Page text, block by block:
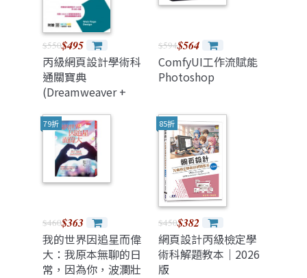
$550$495
丙級網頁設計學術科
通關寶典
(Dreamweaver +
PhotoImpact - 最新
版(第六版) - 附贈
MOSME
$594$564
ComfyUI工作流賦能
Photoshop
79折
$460$363
我的世界因追星而偉
大：我原本無聊的日
常，因為你，波瀾壯
85折
$450$382
網頁設計丙級檢定學
術科解題教本｜2026
版